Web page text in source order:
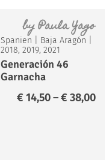
byPaula Yago
Spanien Baja Aragón
2018, 2019, 2021
Generación 46
Garnacha
€ 14,50–€ 38,00